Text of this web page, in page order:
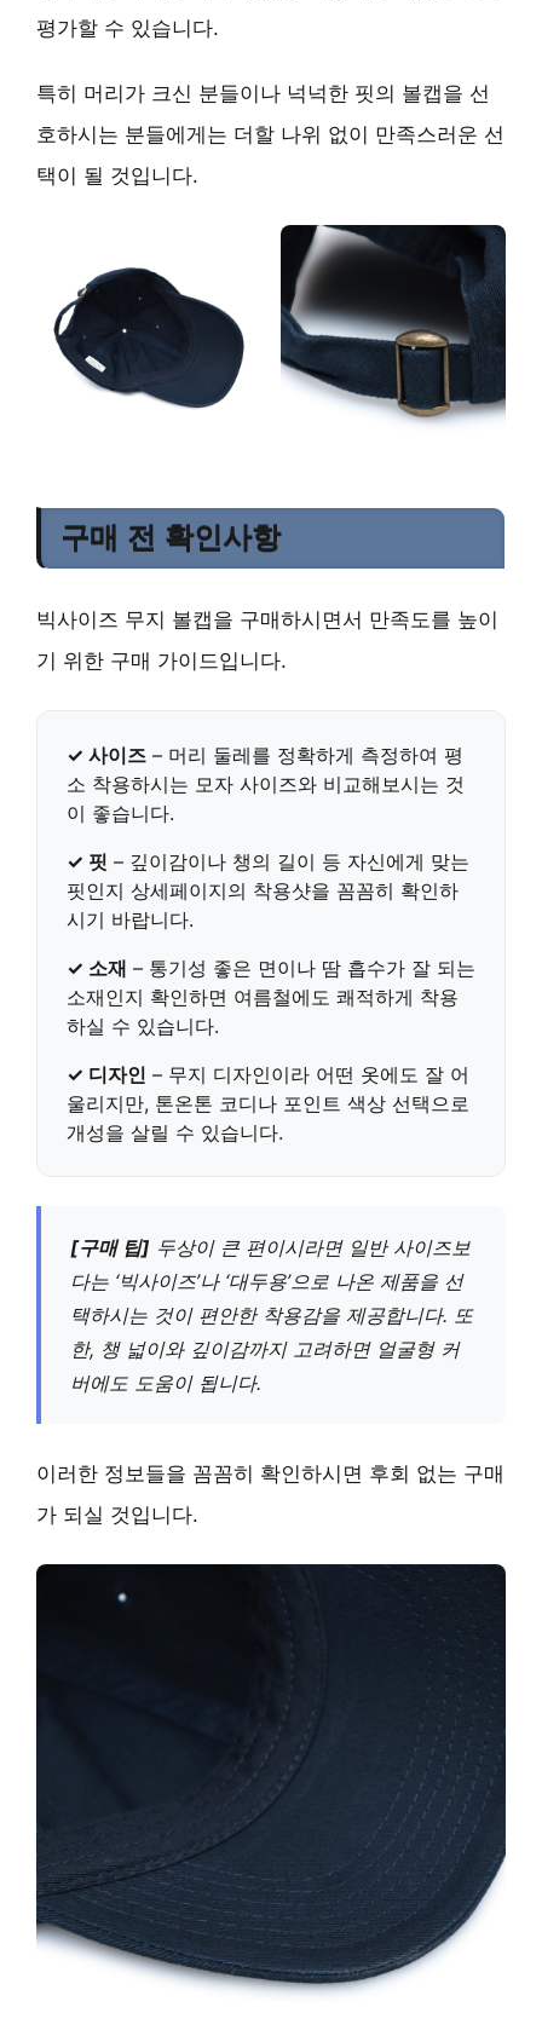
평가할 수 있습니다.
특히 머리가 크신 분들이나 넉넉한 핏의 볼캡을 선
호하시는 분들에게는 더할 나위 없이 만족스러운 선
택이 될 것입니다.
구매 전 확인사항
빅사이즈 무지 볼캡을 구매하시면서 만족도를 높이
기 위한 구매 가이드입니다.
✓ 사이즈 – 머리 둘레를 정확하게 측정하여 평
소 착용하시는 모자 사이즈와 비교해보시는 것
이 좋습니다.
✓ 핏 – 깊이감이나 챙의 길이 등 자신에게 맞는
핏인지 상세페이지의 착용샷을 꼼꼼히 확인하
시기 바랍니다.
✓ 소재 – 통기성 좋은 면이나 땀 흡수가 잘 되는
소재인지 확인하면 여름철에도 쾌적하게 착용
하실 수 있습니다.
✓ 디자인 – 무지 디자인이라 어떤 옷에도 잘 어
울리지만, 톤온톤 코디나 포인트 색상 선택으로
개성을 살릴 수 있습니다.
[구매 팁] 두상이 큰 편이시라면 일반 사이즈보
다는 ‘빅사이즈’나 ‘대두용’으로 나온 제품을 선
택하시는 것이 편안한 착용감을 제공합니다. 또
한, 챙 넓이와 깊이감까지 고려하면 얼굴형 커
버에도 도움이 됩니다.
이러한 정보들을 꼼꼼히 확인하시면 후회 없는 구매
가 되실 것입니다.